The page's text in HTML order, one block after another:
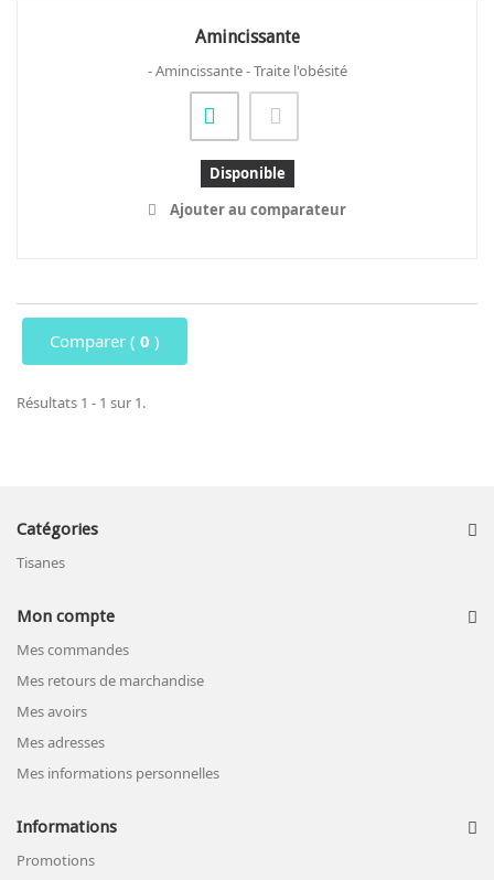
Amincissante
- Amincissante - Traite l'obésité
Disponible
Ajouter au comparateur
Comparer ( 0 )
Résultats 1 - 1 sur 1.
Catégories
Tisanes
Mon compte
Mes commandes
Mes retours de marchandise
Mes avoirs
Mes adresses
Mes informations personnelles
Informations
Promotions